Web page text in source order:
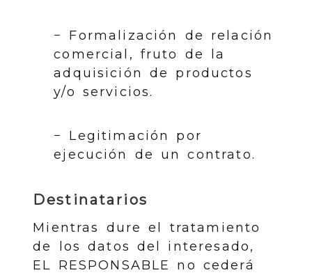
− Formalización de relación
comercial, fruto de la
adquisición de productos
y/o servicios.
− Legitimación por
ejecución de un contrato.
Destinatarios
Mientras dure el tratamiento
de los datos del interesado,
EL RESPONSABLE no cederá